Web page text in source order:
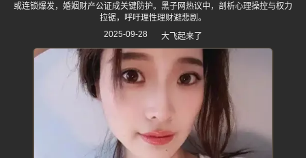
或连锁爆发，婚姻财产公证成关键防护。黑子网热议中，剖析心理操控与权力
拉锯，呼吁理性理财避悲剧。
2025-09-28
大飞起来了